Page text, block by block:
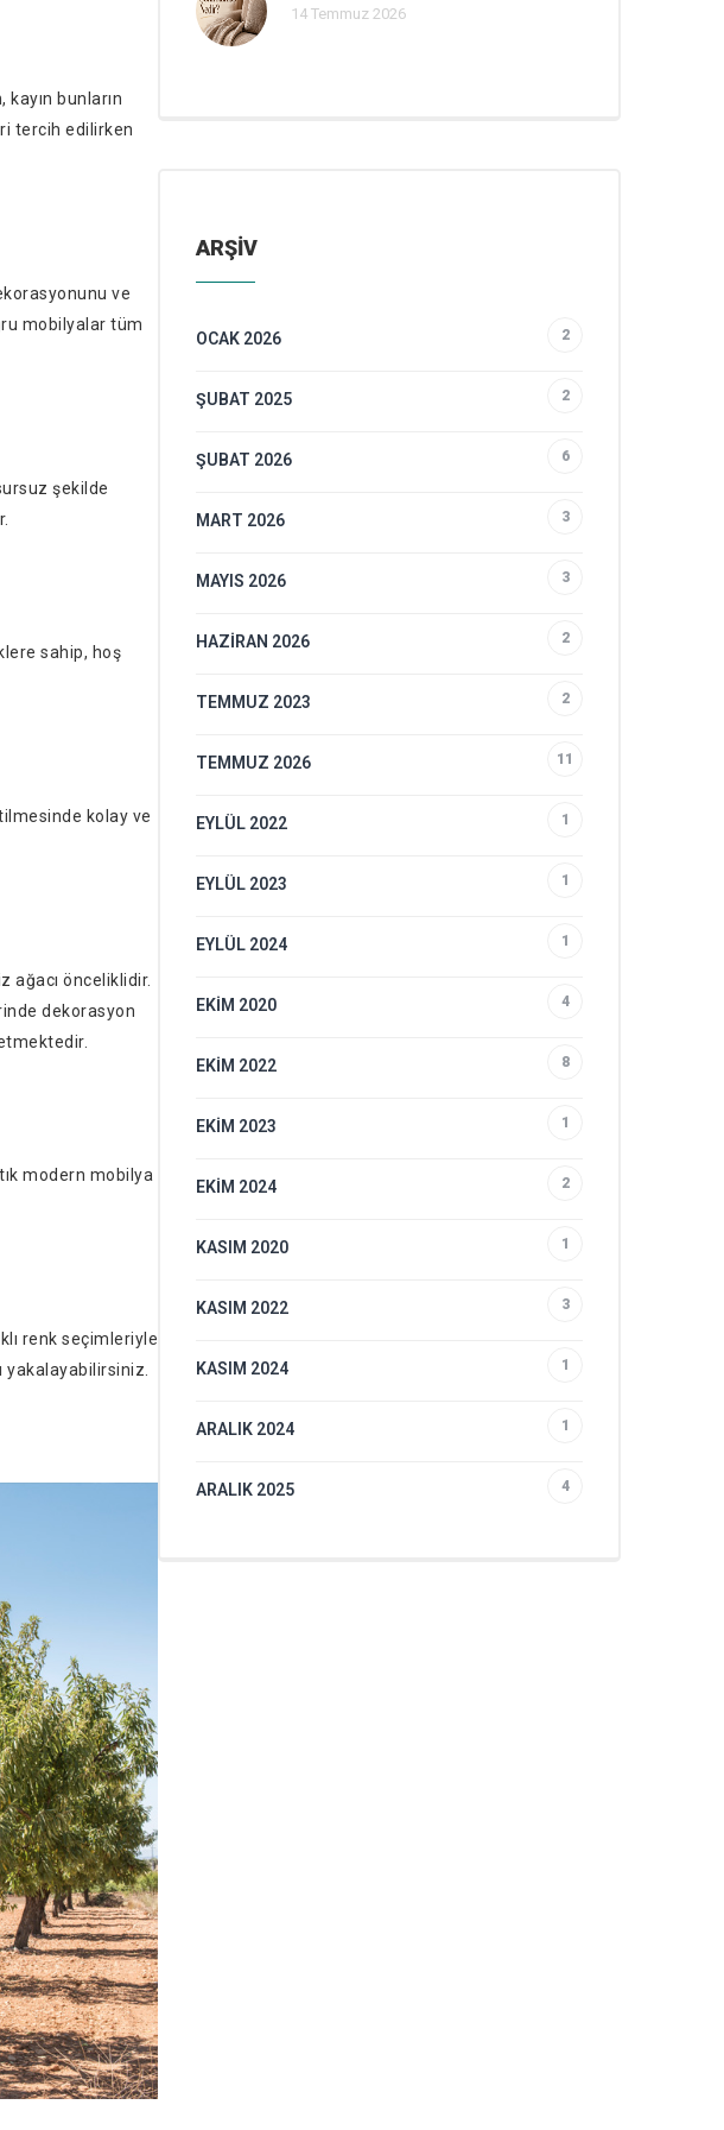
bunların
tercih edilirken
ve
mobilyalar tüm
şekilde
sahip, hoş
kolay ve
ağacı önceliklidir.
dekorasyon
modern mobilya
renk seçimleriyle
yakalayabilirsiniz.
14 Temmuz 2026
ARŞİV
OCAK 2026 2
ŞUBAT 2025 2
ŞUBAT 2026 6
MART 2026 3
MAYIS 2026 3
HAZIRAN 2026 2
TEMMUZ 2023 2
TEMMUZ 2026 11
EYLÜL 2022 1
EYLÜL 2023 1
EYLÜL 2024 1
EKIM 2020 4
EKIM 2022 8
EKIM 2023 1
EKIM 2024 2
KASIM 2020 1
KASIM 2022 3
KASIM 2024 1
ARALIK 2024 1
ARALIK 2025 4